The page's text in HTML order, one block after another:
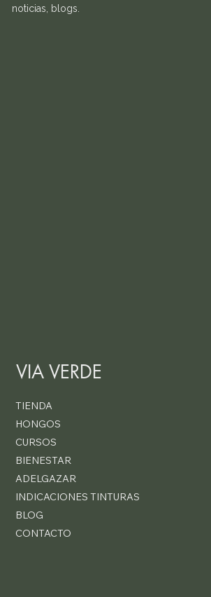
noticias, blogs.
VIA VERDE
TIENDA
HONGOS
CURSOS
BIENESTAR
ADELGAZAR
INDICACIONES TINTURAS
BLOG
CONTACTO